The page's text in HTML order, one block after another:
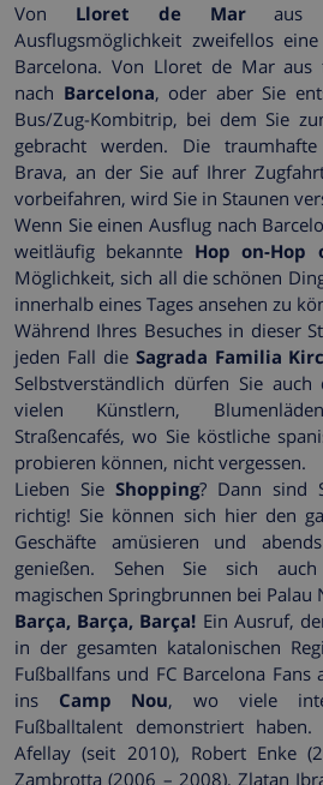
Von Lloret de Maraus
Ausflugsmöglichkeit zweifellos
Barcelona. Von Lloret de Mar
nach Barcelona, oder aber Sie
Bus/Zug-Kombitrip, bei dem Sie
gebracht werden. Die
Brava, an der Sie auf Ihrer
vorbeifahren, wird Sie in Staunen
Wenn Sie einen Ausflug nach
weitläufig bekannte Hop on-Hop
Möglichkeit, sich all die schönen
innerhalb eines Tages ansehen zu
Während Ihres Besuches in dieser
jeden Fall die Sagrada Familia
Selbstverständlich dürfen Sie auch
vielen Künstlern,
Straßencafés, wo Sie köstliche
probieren können, nicht vergessen.
Lieben Sie Shopping? Dann sind
richtig! Sie können sich hier den
Geschäfte amüsieren und
genießen. Sehen Sie sich
magischen Springbrunnen bei Palau
Barça, Barça, Barça! Ein Ausruf,
in der gesamten katalonischen
Fußballfans und FC Barcelona Fans
ins Camp Nou, wo viele
Fußballtalent demonstriert
Afellay (seit 2010), Robert Enke
Zambrotta (2006 – 2008), Zlatan